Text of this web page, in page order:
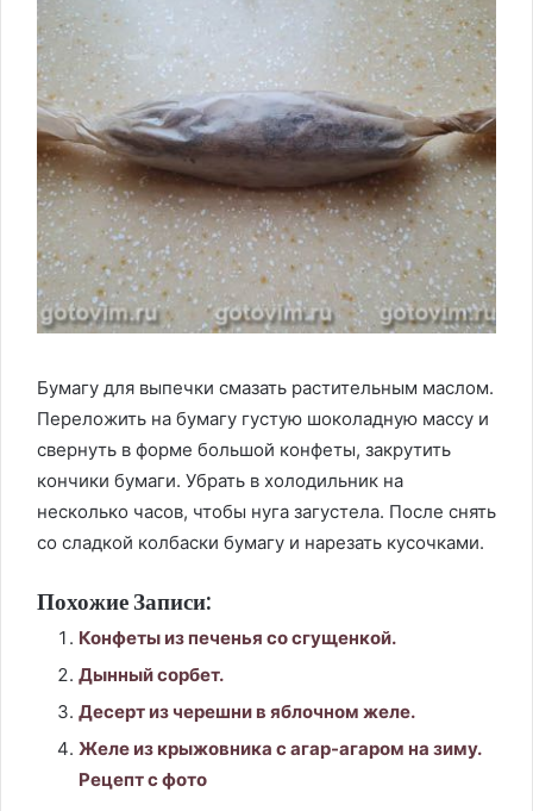
Бумагу для выпечки смазать растительным маслом.
Переложить на бумагу густую шоколадную массу и
свернуть в форме большой конфеты, закрутить
кончики бумаги. Убрать в холодильник на
несколько часов, чтобы нуга загустела. После снять
со сладкой колбаски бумагу и нарезать кусочками.
Похожие Записи:
Конфеты из печенья со сгущенкой.
Дынный сорбет.
Десерт из черешни в яблочном желе.
Желе из крыжовника с агар-агаром на зиму.
Рецепт с фото